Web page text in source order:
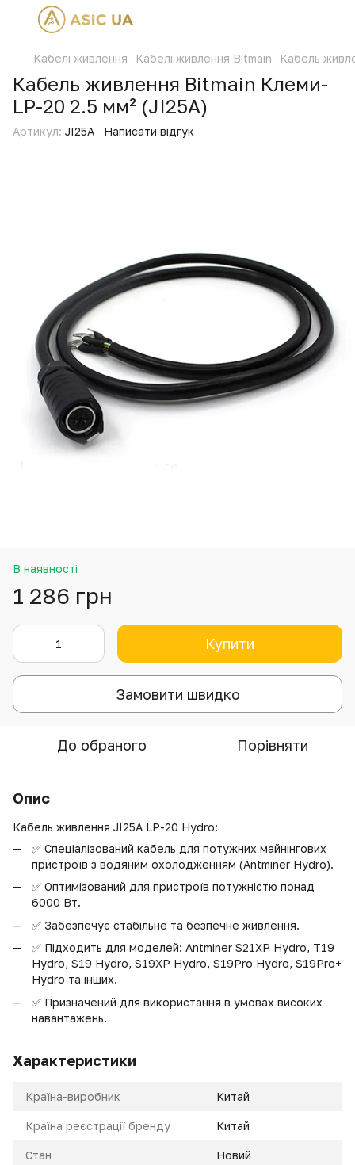
Кабелі живлення Кабелі живлення Bitmain Кабель
Кабель живлення Bitmain Клеми-
LP-20 2.5 мм² (JI25A)
Артикул: JI25A Написати відгук
В наявності
1 286 грн
Купити
Замовити швидко
До обраного Порівняти
Опис
Кабель живлення JI25A LP-20 Hydro:
✅ Спеціалізований кабель для потужних майнінгових
пристроїв з водяним охолодженням (Antminer Hydro).
✅ Оптимізований для пристроїв потужністю понад
6000 Вт.
✅ Забезпечує стабільне та безпечне живлення.
✅ Підходить для моделей: Antminer S21XP Hydro, T19
Hydro, S19 Hydro, S19XP Hydro, S19Pro Hydro, S19Pro+
Hydro та інших.
✅ Призначений для використання в умовах високих
навантажень.
Характеристики
Країна-виробник Китай
Країна реєстрації бренду Китай
Стан Новий